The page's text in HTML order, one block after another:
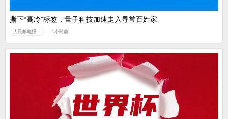
撕下“高冷”标签，量子科技加速走入寻常百姓家
人民邮电报 1小时前